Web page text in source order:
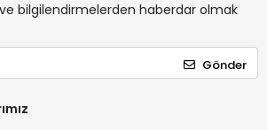
bilgilendirmelerden haberdar olmak
Gönder